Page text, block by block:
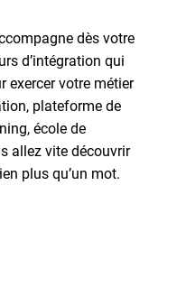
dès votre
d’intégration qui
exercer votre métier
plateforme de
école de
allez vite découvrir
plus qu’un mot.